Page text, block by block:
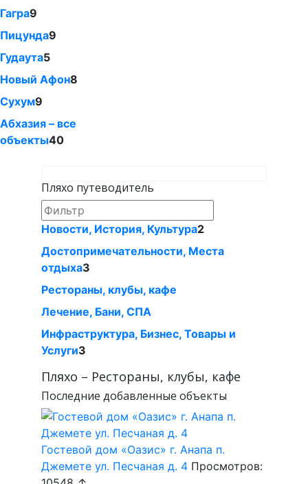
Гагра9
Пицунда9
Гудаута5
Новый Афон8
Сухум9
Абхазия – все
объекты40
Пляхо путеводитель
Новости, История, Культура2
Достопримечательности, Места
отдыха3
Рестораны, клубы, кафе
Лечение, Бани, СПА
Инфраструктура, Бизнес, Товары и
Услуги3
Пляхо – Рестораны, клубы, кафе
Последние добавленные объекты
Гостевой дом «Оазис» г. Анапа п.
Джемете ул. Песчаная д. 4 Просмотров: